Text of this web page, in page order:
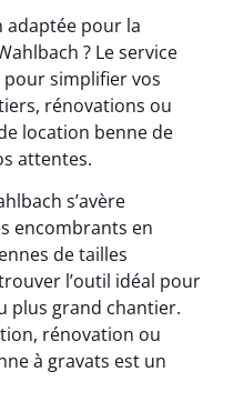
adaptée pour la
? Le service
pour simplifier vos
rénovations ou
location benne de
attentes.
s’avère
encombrants en
de tailles
l’outil idéal pour
plus grand chantier.
rénovation ou
à gravats est un